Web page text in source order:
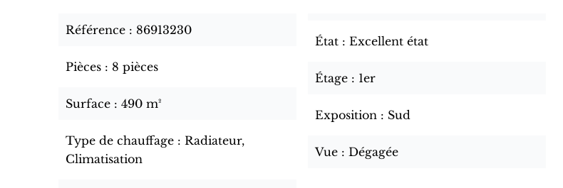
Référence 86913230
Pièces 8 pièces
Surface 490 m²
Type de chauffage
Radiateur,
Climatisation
État Excellent état
Étage 1er
Exposition Sud
Vue Dégagée